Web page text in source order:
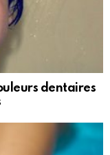
dentaires